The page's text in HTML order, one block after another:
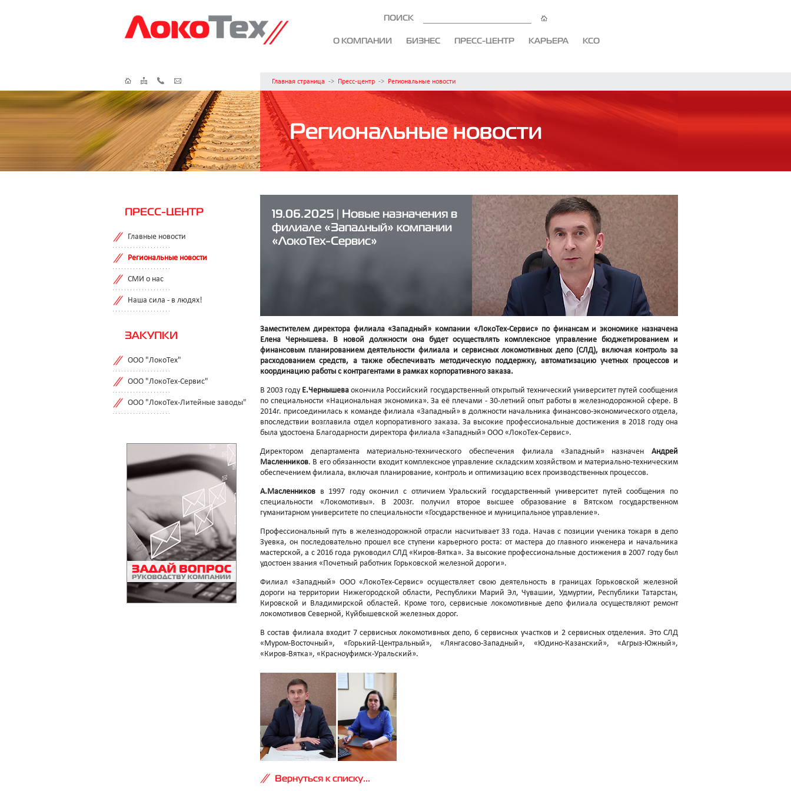
ПОИСК
О КОМПАНИИ БИЗНЕС ПРЕСС-ЦЕНТР КАРЬЕРА КСО
Главная страница -> Пресс-центр -> Региональные новости
Региональные новости
ПРЕСС-ЦЕНТР
Главные новости
Региональные новости
СМИ о нас
Наша сила - в людях!
ЗАКУПКИ
ООО "ЛокоТех"
ООО "ЛокоТех-Сервис"
ООО "ЛокоТех-Литейные заводы"
19.06.2025 | Новые назначения в
филиале «Западный» компании
«ЛокоТех-Сервис»
Заместителем директора филиала «Западный» компании «ЛокоТех-Сервис» по финансам и экономике назначена
Елена Чернышева. В новой должности она будет осуществлять комплексное управление бюджетированием и
финансовым планированием деятельности филиала и сервисных локомотивных депо (СЛД), включая контроль за
расходованием средств, а также обеспечивать методическую поддержку, автоматизацию учетных процессов и
координацию работы с контрагентами в рамках корпоративного заказа.
В 2003 году Е.Чернышева окончила Российский государственный открытый технический университет путей сообщения
по специальности «Национальная экономика». За её плечами - 30-летний опыт работы в железнодорожной сфере. В
2014г. присоединилась к команде филиала «Западный» в должности начальника финансово-экономического отдела,
впоследствии возглавила отдел корпоративного заказа. За высокие профессиональные достижения в 2018 году она
была удостоена Благодарности директора филиала «Западный» ООО «ЛокоТех-Сервис».
Директором департамента материально-технического обеспечения филиала «Западный» назначен Андрей
Масленников. В его обязанности входит комплексное управление складским хозяйством и материально-техническим
обеспечением филиала, включая планирование, контроль и оптимизацию всех производственных процессов.
А.Масленников в 1997 году окончил с отличием Уральский государственный университет путей сообщения по
специальности «Локомотивы». В 2003г. получил второе высшее образование в Вятском государственном
гуманитарном университете по специальности «Государственное и муниципальное управление».
Профессиональный путь в железнодорожной отрасли насчитывает 33 года. Начав с позиции ученика токаря в депо
Зуевка, он последовательно прошел все ступени карьерного роста: от мастера до главного инженера и начальника
мастерской, а с 2016 года руководил СЛД «Киров-Вятка». За высокие профессиональные достижения в 2007 году был
удостоен звания «Почетный работник Горьковской железной дороги».
Филиал «Западный» ООО «ЛокоТех-Сервис» осуществляет свою деятельность в границах Горьковской железной
дороги на территории Нижегородской области, Республики Марий Эл, Чувашии, Удмуртии, Республики Татарстан,
Кировской и Владимирской областей. Кроме того, сервисные локомотивные депо филиала осуществляют ремонт
локомотивов Северной, Куйбышевской железных дорог.
В состав филиала входит 7 сервисных локомотивных депо, 6 сервисных участков и 2 сервисных отделения. Это СЛД
«Муром-Восточный», «Горький-Центральный», «Лянгасово-Западный», «Юдино-Казанский», «Агрыз-Южный»,
«Киров-Вятка», «Красноуфимск-Уральский».
Вернуться к списку...